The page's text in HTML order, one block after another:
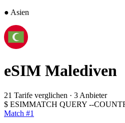
● Asien
eSIM Malediven
21 Tarife verglichen · 3 Anbieter
$ ESIMMATCH QUERY --
Match #1